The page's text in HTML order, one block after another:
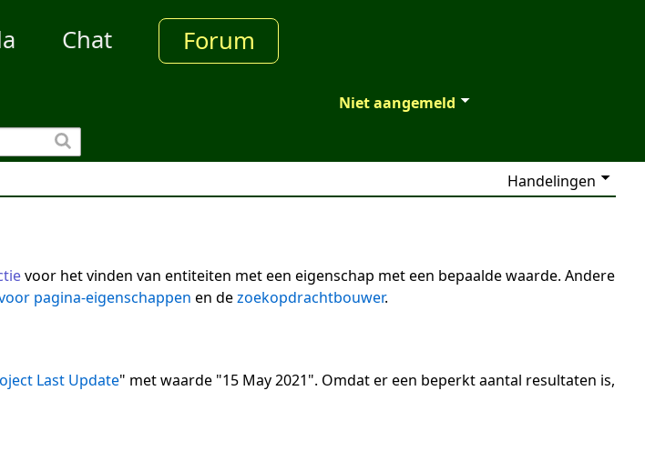
Chat Forum
Niet aangemeld
Handelingen
voor het vinden van entiteiten met een eigenschap met een bepaalde waarde. Andere
pagina-eigenschappen en dezoekopdrachtbouwer.
Last Update" met waarde "15 May 2021". Omdat er een beperkt aantal resultaten is,